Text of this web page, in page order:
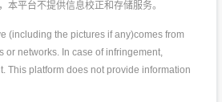
本平台不提供信息校正和存储服务。
(including the pictures if any)comes from
or networks. In case of infringement,
This platform does not provide information